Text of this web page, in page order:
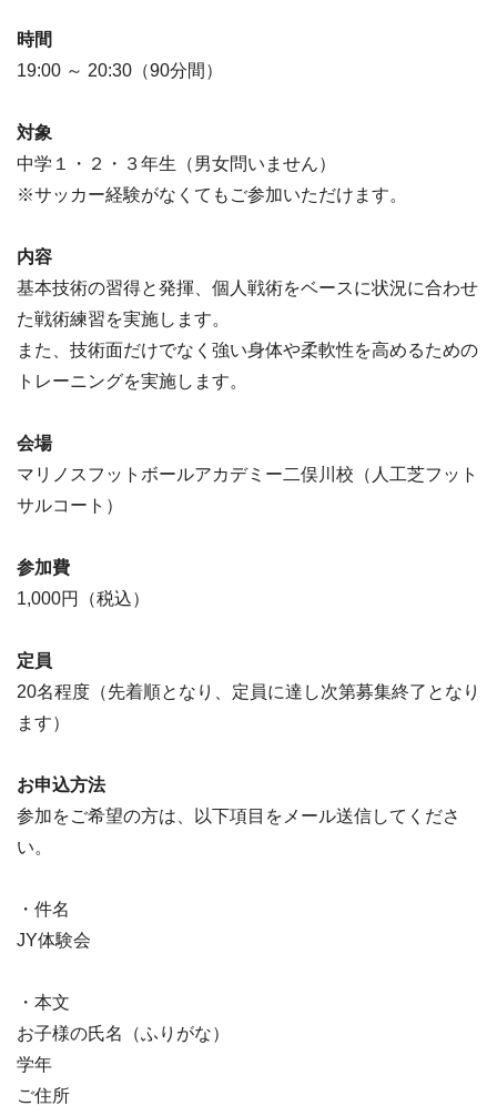
時間
19:00 ～ 20:30（90分間）
対象
中学１・２・３年生（男女問いません）
※サッカー経験がなくてもご参加いただけます。
内容
基本技術の習得と発揮、個人戦術をベースに状況に合わせ
た戦術練習を実施します。
また、技術面だけでなく強い身体や柔軟性を高めるための
トレーニングを実施します。
会場
マリノスフットボールアカデミー二俣川校（人工芝フット
サルコート）
参加費
1,000円（税込）
定員
20名程度（先着順となり、定員に達し次第募集終了となり
ます）
お申込方法
参加をご希望の方は、以下項目をメール送信してくださ
い。
・件名
JY体験会
・本文
お子様の氏名（ふりがな）
学年
ご住所